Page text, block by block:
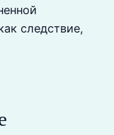
следствие,